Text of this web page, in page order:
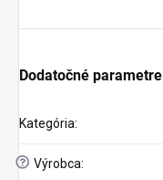
Dodatočné parametre
Kategória:
? Výrobca: